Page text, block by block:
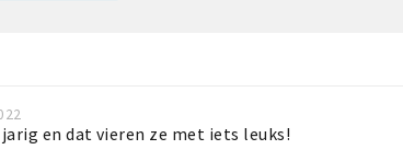
jarig en dat vieren ze met iets leuks!